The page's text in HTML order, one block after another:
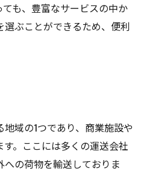
も、豊富なサービスの中か
ぶことができるため、便利
域の1つであり、商業施設や
。ここには多くの運送会社
の荷物を輸送しておりま